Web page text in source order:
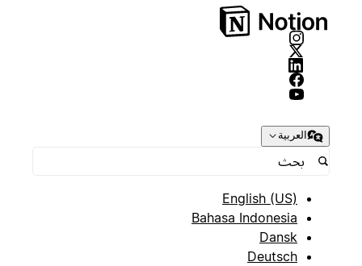
العربية
English (US)
Bahasa Indonesia
Dansk
Deutsch